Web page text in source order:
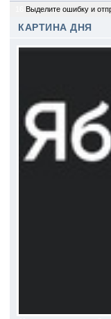
Выделите ошибку и
КАРТИНА ДНЯ